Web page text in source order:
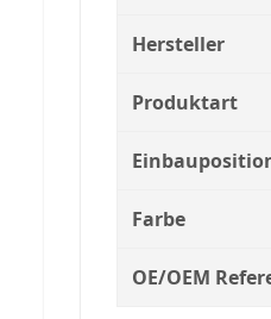
Hersteller
Produktart
Farbe
OE/OEM